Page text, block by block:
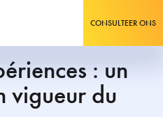
CONSULTEER ONS
: un
vigueur du